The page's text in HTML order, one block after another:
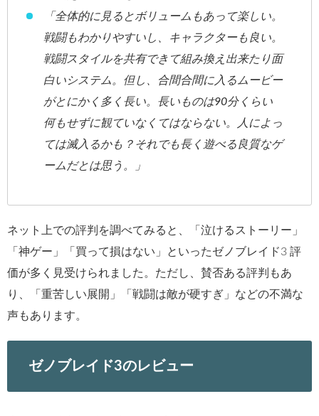
「全体的に見るとボリュームもあって楽しい。
戦闘もわかりやすいし、キャラクターも良い。
戦闘スタイルを共有できて組み換え出来たり面
白いシステム。但し、合間合間に入るムービー
がとにかく多く長い。長いものは90分くらい
何もせずに観ていなくてはならない。人によっ
ては滅入るかも？それでも長く遊べる良質なゲ
ームだとは思う。」
ネット上での評判を調べてみると、「泣けるストーリー」
「神ゲー」「買って損はない」といったゼノブレイド3 評
価が多く見受けられました。ただし、賛否ある評判もあ
り、「重苦しい展開」「戦闘は敵が硬すぎ」などの不満な
声もあります。
ゼノブレイド3のレビュー